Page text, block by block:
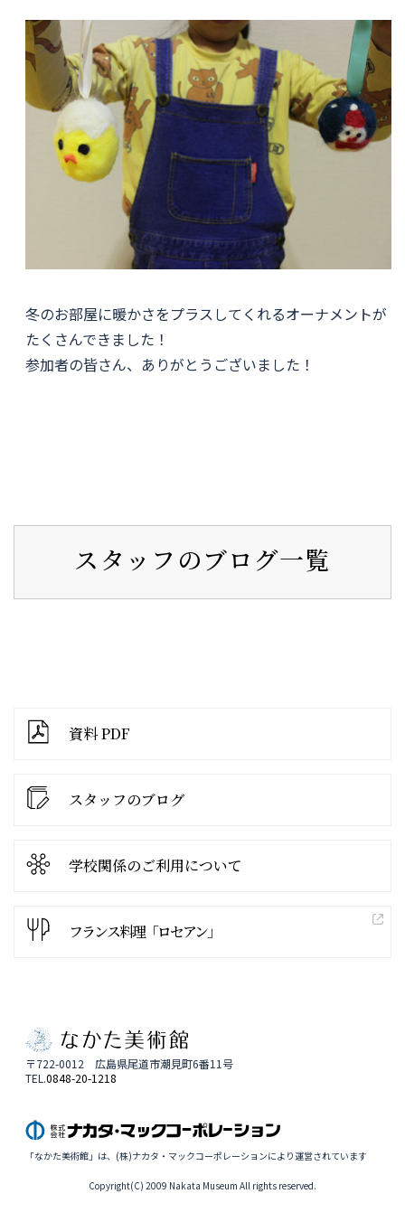
冬のお部屋に暖かさをプラスしてくれるオーナメントが
たくさんできました！
参加者の皆さん、ありがとうございました！
スタッフのブログ一覧
資料 PDF
スタッフのブログ
学校関係のご利用について
フランス料理「ロセアン」
〒722-0012 広島県尾道市潮見町6番11号
TEL.0848-20-1218
「なかた美術館」は、(株)ナカタ・マックコーポレーションにより運営されています
Copyright(C) 2009 Nakata Museum All rights reserved.